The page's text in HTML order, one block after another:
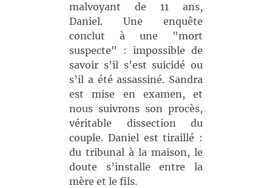
malvoyant de 11 ans,
Daniel. Une enquête
conclut à une "mort
suspecte" : impossible de
savoir s'il s'est suicidé ou
s’il a été assassiné. Sandra
est mise en examen, et
nous suivrons son procès,
véritable dissection du
couple. Daniel est tiraillé :
du tribunal à la maison, le
doute s’installe entre la
mère et le fils.